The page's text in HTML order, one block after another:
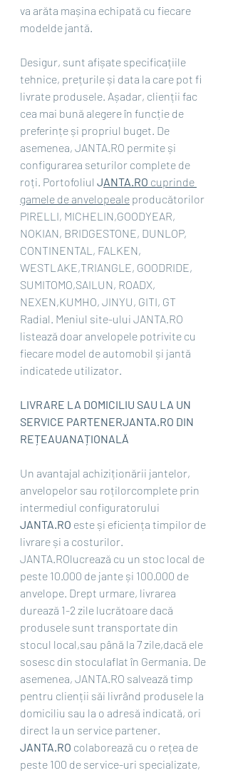
va arăta mașina echipată cu fiecare
modelde jantă.
Desigur, sunt afișate specificațiile
tehnice, prețurile și data la care pot fi
livrate produsele. Așadar, clienții fac
cea mai bună alegere în funcție de
preferințe și propriul buget. De
asemenea, JANTA.RO permite și
configurarea seturilor complete de
roți. Portofoliul JANTA.RO cuprinde
gamele de anvelopeale producătorilor
PIRELLI, MICHELIN,GOODYEAR,
NOKIAN, BRIDGESTONE, DUNLOP,
CONTINENTAL, FALKEN,
WESTLAKE,TRIANGLE, GOODRIDE,
SUMITOMO,SAILUN, ROADX,
NEXEN,KUMHO, JINYU, GITI, GT
Radial. Meniul site-ului JANTA.RO
listează doar anvelopele potrivite cu
fiecare model de automobil și jantă
indicatede utilizator.
LIVRARE LA DOMICILIU SAU LA UN
SERVICE PARTENERJANTA.RO DIN
REȚEAUANAȚIONALĂ
Un avantajal achiziționării jantelor,
anvelopelor sau roțilorcomplete prin
intermediul configuratorului
JANTA.RO este și eficiența timpilor de
livrare și a costurilor.
JANTA.ROlucrează cu un stoc local de
peste 10.000 de jante și 100.000 de
anvelope. Drept urmare, livrarea
durează 1-2 zile lucrătoare dacă
produsele sunt transportate din
stocul local,sau până la 7 zile,dacă ele
sosesc din stoculaflat în Germania. De
asemenea, JANTA.RO salvează timp
pentru clienții săi livrând produsele la
domiciliu sau la o adresă indicată, ori
direct la un service partener.
JANTA.RO colaborează cu o rețea de
peste 100 de service-uri specializate,